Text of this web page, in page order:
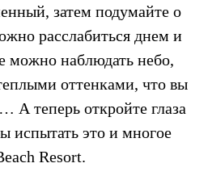
затем подумайте о
расслабиться днем и
можно наблюдать небо,
оттенками, что вы
А теперь откройте глаза
испытать это и многое
Resort.